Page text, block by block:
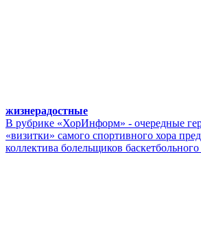
жизнерадостные
В рубрике «ХорИнформ» - очередные
«визитки» самого спортивного хора
коллектива болельщиков